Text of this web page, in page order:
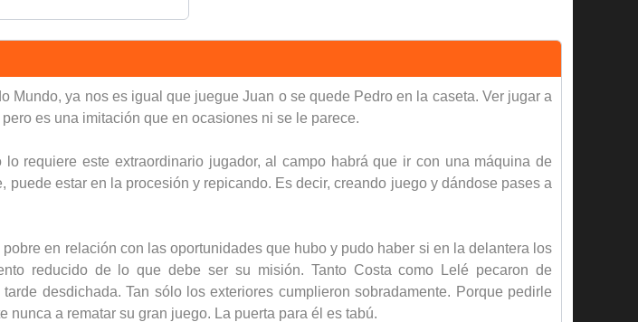
ya nos es igual que juegue Juan o se quede Pedro en la caseta. Ver jugar a
es una imitación que en ocasiones ni se le parece.
requiere este extraordinario jugador, al campo habrá que ir con una máquina de
estar en la procesión y repicando. Es decir, creando juego y dándose pases a
en relación con las oportunidades que hubo y pudo haber si en la delantera los
reducido de lo que debe ser su misión. Tanto Costa como Lelé pecaron de
desdichada. Tan sólo los exteriores cumplieron sobradamente. Porque pedirle
a rematar su gran juego. La puerta para él es tabú.